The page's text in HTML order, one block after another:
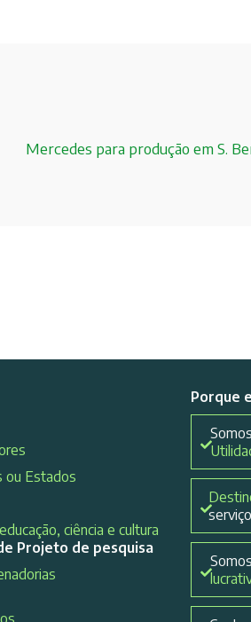
Mercedes para produção em S.
ou Estados
ciência e cultura
Projeto de pesquisa
Porque